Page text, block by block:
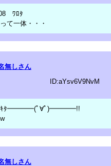
ﾜﾛﾀ
て一体・・・
無しさん
ID:aYsv6V9NvM
ｷﾀ━━━━(ﾟ∀ﾟ)━━━━!!
無しさん